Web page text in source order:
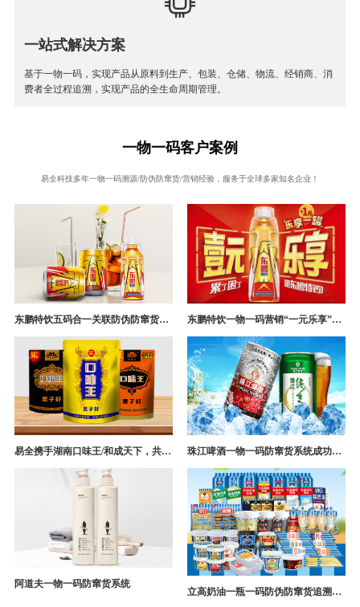
一站式解决方案
基于一物一码，实现产品从原料到生产、包装、仓储、物流、经销商、消
费者全过程追溯，实现产品的全生命周期管理。
一物一码客户案例
易全科技多年一物一码溯源/防伪防窜货/营销经验，服务于全球多家知名企业！
东鹏特饮五码合一关联防伪防窜货追溯系统成功案例 东鹏特饮一物一码营销“一元乐享”案例分析
易全携手湖南口味王/和成天下，共构槟榔一袋一码防伪防窜货营销系统 珠江啤酒一物一码防窜货系统成功案例
阿道夫一物一码防窜货系统
立高奶油一瓶一码防伪防窜货追溯系统解决方案